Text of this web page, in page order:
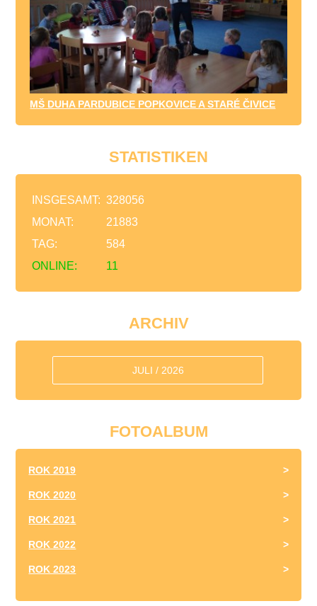
MŠ DUHA PARDUBICE POPKOVICE A STARÉ ČIVICE
STATISTIKEN
ONLINE: 11
INSGESAMT: 328056
MONAT:
21883
TAG:
584
ARCHIV
JULI / 2026
FOTOALBUM
ROK 2019
ROK 2020
ROK 2021
ROK 2022
ROK 2023